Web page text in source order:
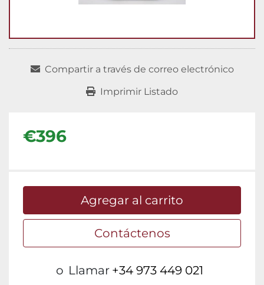
Compartir a través de correo electrónico
Imprimir Listado
€396
Agregar al carrito
Contáctenos
o Llamar +34 973 449 021